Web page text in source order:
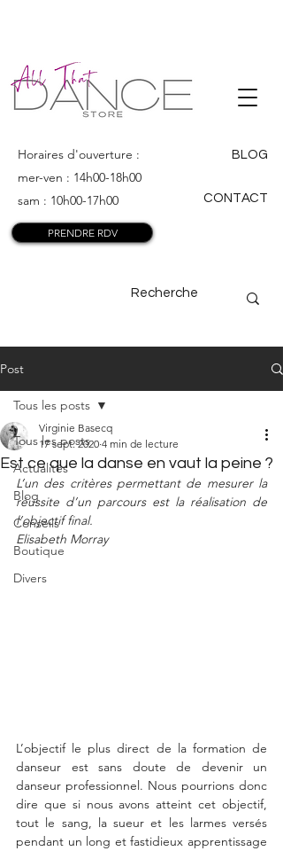
ALL THAT
DANCE
Horaires d'ouverture :
mer-ven : 14h00-18h00
sam : 10h00-17h00
BLOG
CONTACT
PRENDRE RDV
Post
Tous les posts
Actualités
Blog
Conseils
Boutique
Divers
Tous les posts
Est ce que la danse en vaut la peine ?
Virginie Basecq
17 sept. 2020 4 min de lecture
L’un des critères permettant de mesurer la
réussite d’un parcours est la réalisation de
l’objectif final.
Elisabeth Morray
L’objectif le plus direct de la formation de
danseur est sans doute de devenir un
danseur professionnel. Nous pourrions donc
dire que si nous avons atteint cet objectif,
tout le sang, la sueur et les larmes versés
pendant un long et fastidieux apprentissage